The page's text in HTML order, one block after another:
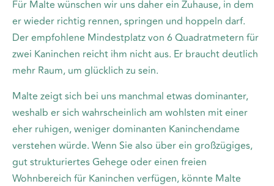
Für Malte wünschen wir uns daher ein Zuhause, in dem
er wieder richtig rennen, springen und hoppeln darf.
Der empfohlene Mindestplatz von 6 Quadratmetern für
zwei Kaninchen reicht ihm nicht aus. Er braucht deutlich
mehr Raum, um glücklich zu sein.
Malte zeigt sich bei uns manchmal etwas dominanter,
weshalb er sich wahrscheinlich am wohlsten mit einer
eher ruhigen, weniger dominanten Kaninchendame
verstehen würde. Wenn Sie also über ein großzügiges,
gut strukturiertes Gehege oder einen freien
Wohnbereich für Kaninchen verfügen, könnte Malte